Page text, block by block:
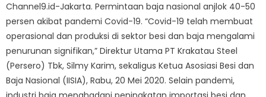
Channel9.id-Jakarta. Permintaan baja nasional anjlok 40-50
persen akibat pandemi Covid-19. “Covid-19 telah membuat
operasional dan produksi di sektor besi dan baja mengalami
penurunan signifikan,” Direktur Utama PT Krakatau Steel
(Persero) Tbk, Silmy Karim, sekaligus Ketua Asosiasi Besi dan
Baja Nasional (IISIA), Rabu, 20 Mei 2020. Selain pandemi,